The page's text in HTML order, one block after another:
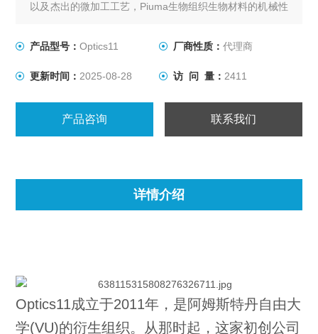
以及杰出的微加工工艺，Piuma生物组织生物材料的机械性
5GPa! Piuma同样非常适合在液体中测试样品。其操作非
马上开始压痕实验。
产品型号：Optics11 厂商性质： 代理商
更新时间： 2025-08-28 访 问 量： 2411
产品咨询 联系我们
详情介绍
Optics11成立于2011年，是阿姆斯特丹自由大
学(VU)的衍生组织。从那时起，这家初创公司